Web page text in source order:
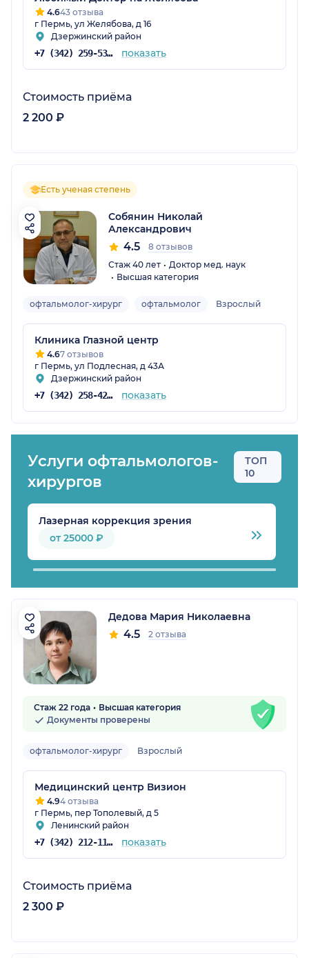
4.643 отзыва
г Пермь, ул Желябова, д 16
Дзержинский район
+7 (342) 259-53-03 показать
Стоимость приёма
2 200 ₽
Есть ученая степень
Собянин Николай
Александрович
4.5
8 отзывов
Стаж 40 лет
Доктор мед. наук
Высшая категория
офтальмолог-хирург офтальмолог Взрослый
Клиника Глазной центр
4.67 отзывов
г Пермь, ул Подлесная, д 43А
Дзержинский район
+7 (342) 258-42-00 показать
Услуги офтальмологов-
хирургов
ТОП
10
Лазерная коррекция зрения
от 25000 ₽
Дедова Мария Николаевна
4.5 2 отзыва
Стаж 22 года
Высшая категория
Документы проверены
офтальмолог-хирург Взрослый
Медицинский центр Визион
4.94 отзыва
г Пермь, пер Тополевый, д 5
Ленинский район
+7 (342) 212-11-50 показать
Стоимость приёма
2 300 ₽